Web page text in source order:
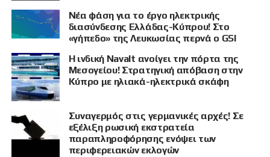
Νέα φάση για το έργο ηλεκτρικής
διασύνδεσης Ελλάδας-Κύπρου! Στο
«γήπεδο» της Λευκωσίας περνά ο GSI
Η ινδική Navalt ανοίγει την πόρτα της
Μεσογείου! Στρατηγική απόβαση στην
Κύπρο με ηλιακά-ηλεκτρικά σκάφη
Συναγερμός στις γερμανικές αρχές! Σε
εξέλιξη ρωσική εκστρατεία
παραπληροφόρησης ενόψει των
περιφερειακών εκλογών